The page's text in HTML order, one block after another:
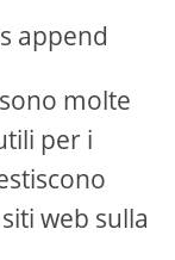
append
molte
per i
web sulla